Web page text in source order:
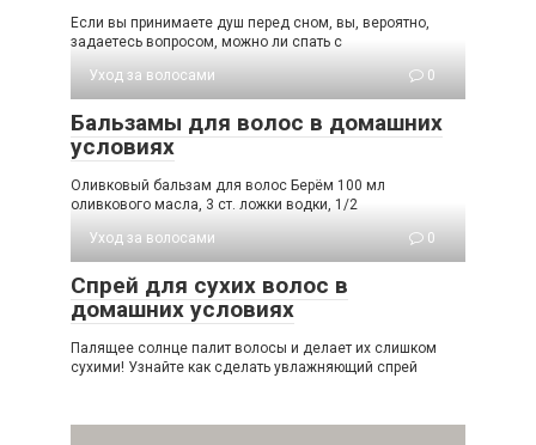
Если вы принимаете душ перед сном, вы, вероятно,
задаетесь вопросом, можно ли спать с
Уход за волосами
0
Бальзамы для волос в домашних
условиях
Оливковый бальзам для волос Берём 100 мл
оливкового масла, 3 ст. ложки водки, 1/2
Уход за волосами
0
Спрей для сухих волос в
домашних условиях
Палящее солнце палит волосы и делает их слишком
сухими! Узнайте как сделать увлажняющий спрей